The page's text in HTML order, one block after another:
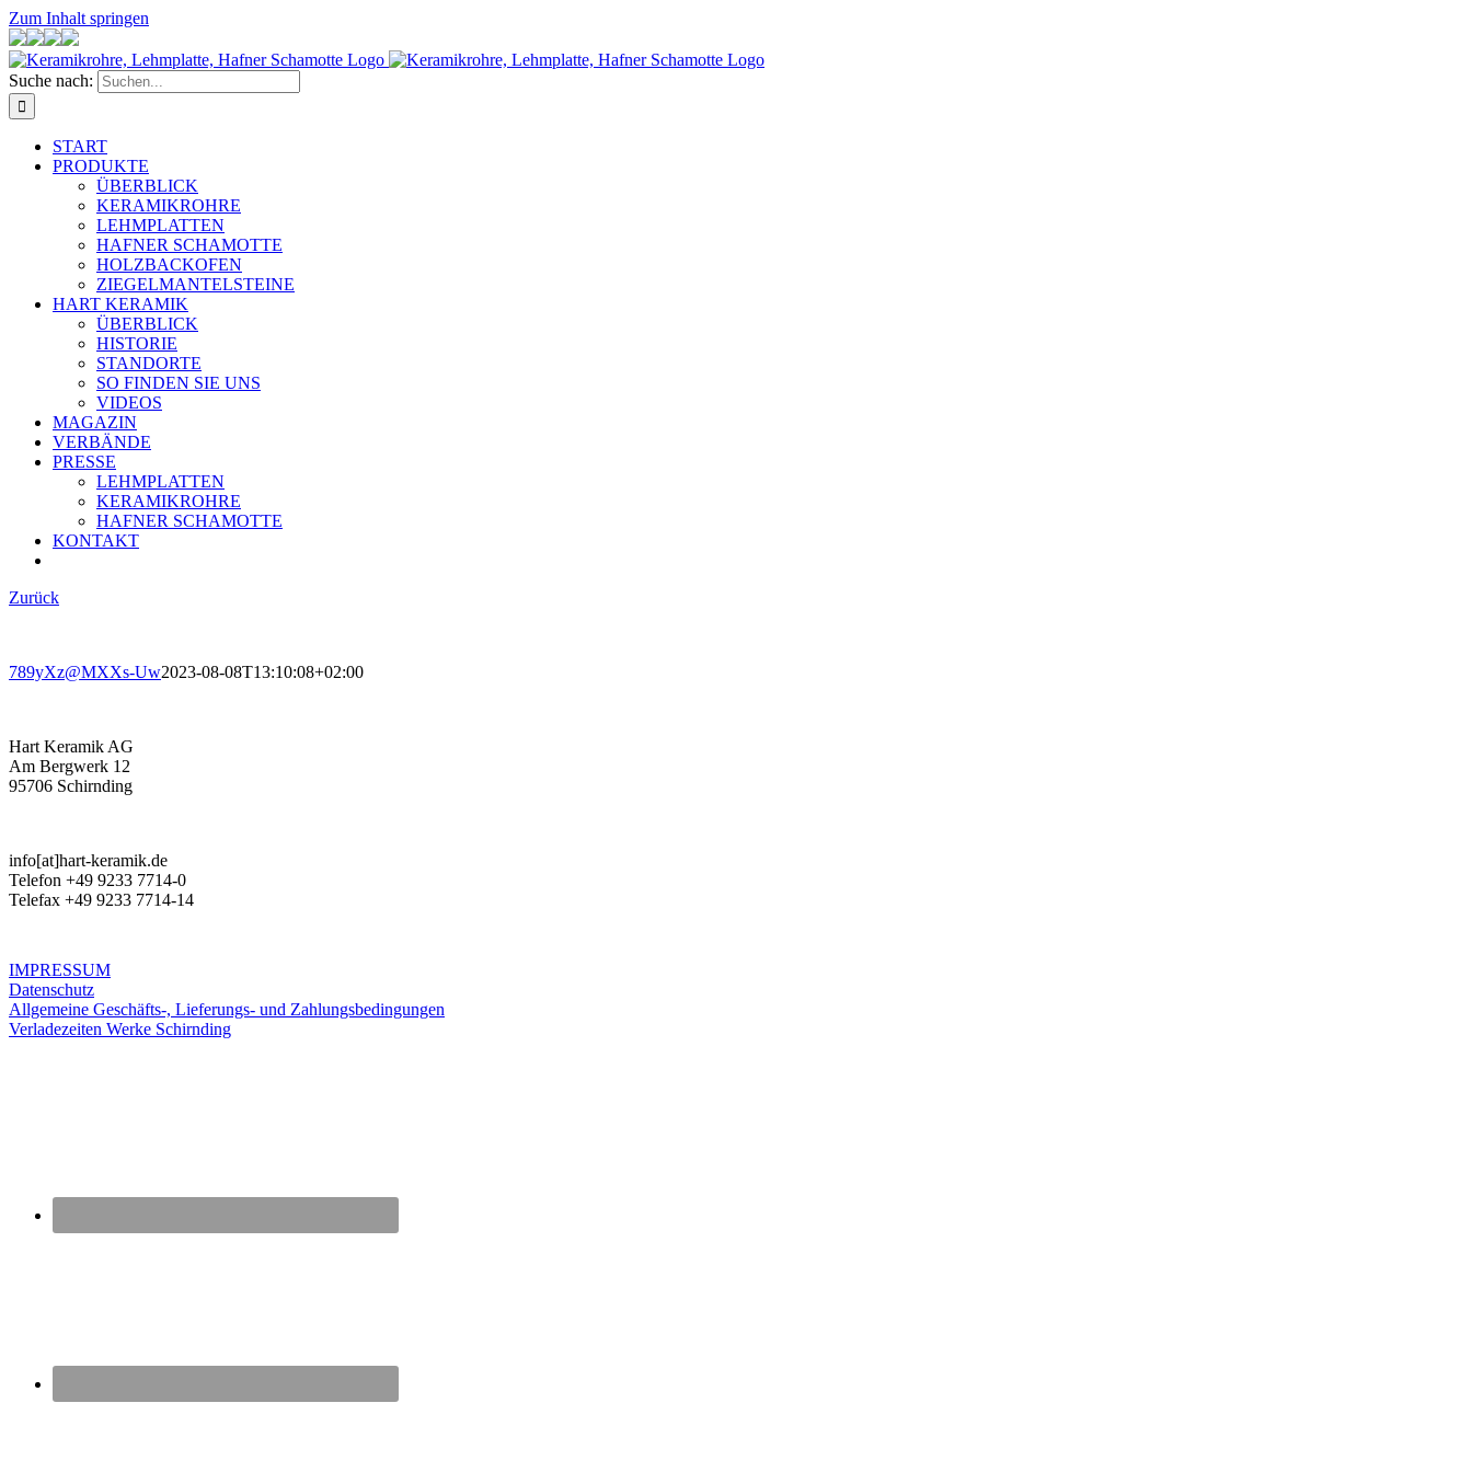
Zum Inhalt springen
Suche nach:
START
PRODUKTE
ÜBERBLICK
KERAMIKROHRE
LEHMPLATTEN
HAFNER SCHAMOTTE
HOLZBACKOFEN
ZIEGELMANTELSTEINE
HART KERAMIK
ÜBERBLICK
HISTORIE
STANDORTE
SO FINDEN SIE UNS
VIDEOS
MAGAZIN
VERBÄNDE
PRESSE
LEHMPLATTEN
KERAMIKROHRE
HAFNER SCHAMOTTE
KONTAKT
Zurück
789yXz@MXXs-Uw2023-08-08T13:10:08+02:00
Hart Keramik AG
Am Bergwerk 12
95706 Schirnding
info[at]hart-keramik.de
Telefon +49 9233 7714-0
Telefax +49 9233 7714-14
IMPRESSUM
Datenschutz
Allgemeine Geschäfts-, Lieferungs- und Zahlungsbedingungen
Verladezeiten Werke Schirnding